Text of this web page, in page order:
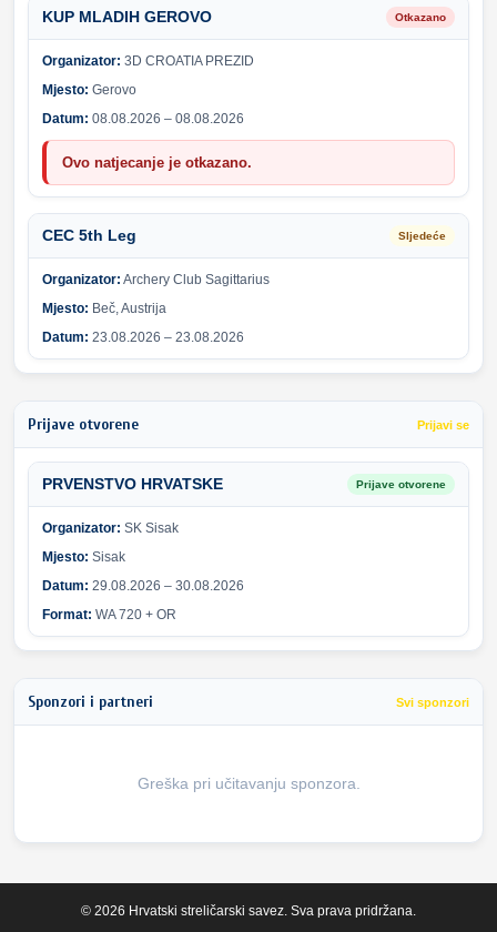
KUP MLADIH GEROVO Otkazano
Organizator: 3D CROATIA PREZID
Mjesto: Gerovo
Datum: 08.08.2026 – 08.08.2026
Ovo natjecanje je otkazano.
CEC 5th Leg Sljedeće
Organizator: Archery Club Sagittarius
Mjesto: Beč, Austrija
Datum: 23.08.2026 – 23.08.2026
Prijave otvorene Prijavi se
PRVENSTVO HRVATSKE Prijave otvorene
Organizator: SK Sisak
Mjesto: Sisak
Datum: 29.08.2026 – 30.08.2026
Format: WA 720 + OR
Sponzori i partneri Svi sponzori
Greška pri učitavanju sponzora.
© 2026 Hrvatski streličarski savez. Sva prava pridržana.